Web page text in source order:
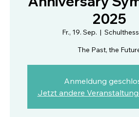
2025
Fr., 19. Sep.
  |
The Past, the
Anmeldung
Jetzt andere